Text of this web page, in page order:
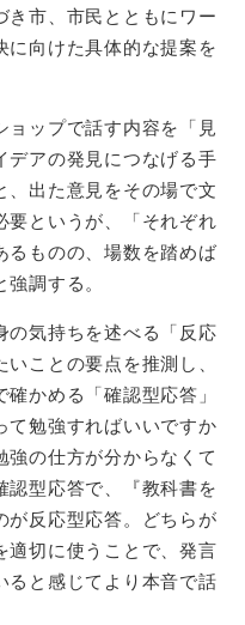
き市、市民とともにワー
に向けた具体的な提案を
ップで話す内容を「見
デアの発見につなげる手
、出た意見をその場で文
要というが、「それぞれ
るものの、場数を踏めば
調する。
気持ちを述べる「反応
ことの要点を推測し、
かめる「確認型応答」
て勉強すればいいですか
強の仕方が分からなくて
認型応答で、『教科書を
が反応型応答。どちらが
適切に使うことで、発言
ると感じてより本音で話